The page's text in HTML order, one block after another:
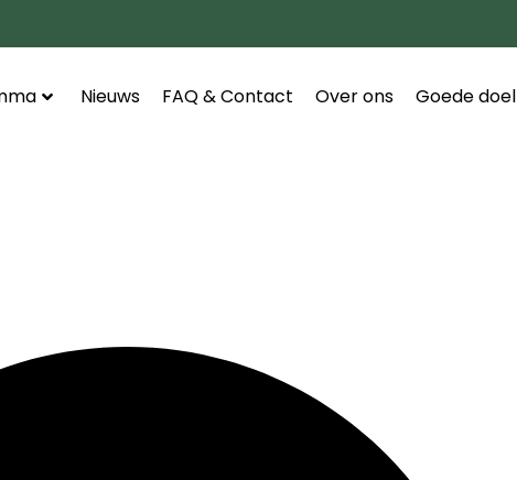
Nieuws FAQ & Contact Over ons Goede doel